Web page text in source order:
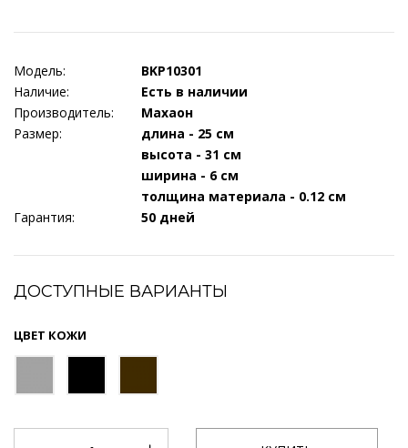
Модель:
BKP10301
Наличие:
Есть в наличии
Производитель:
Махаон
Размер:
длина - 25 см
высота - 31 см
ширина - 6 см
толщина материала - 0.12 см
Гарантия:
50 дней
ДОСТУПНЫЕ ВАРИАНТЫ
ЦВЕТ КОЖИ